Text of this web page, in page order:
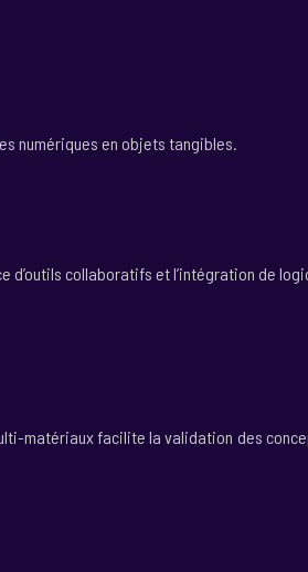
numériques en objets tangibles.
d’outils collaboratifs et l’intégration
matériaux facilite la validation des